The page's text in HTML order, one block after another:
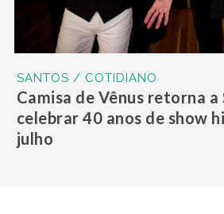
SANTOS / COTIDIANO
Camisa de Vênus retorna a
celebrar 40 anos de show
julho